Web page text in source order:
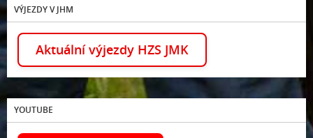
VÝJEZDY V JHM
Aktuální výjezdy HZS JMK
YOUTUBE